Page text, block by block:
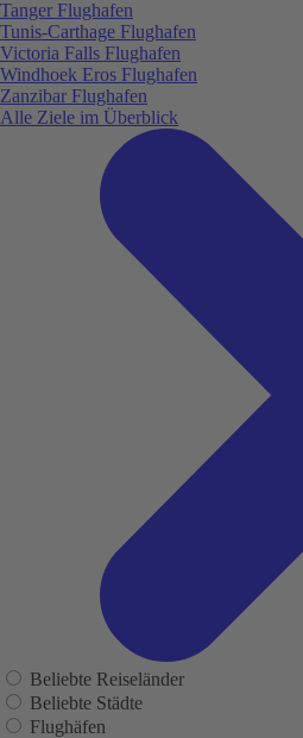
Tanger Flughafen
Tunis-Carthage Flughafen
Victoria Falls Flughafen
Windhoek Eros Flughafen
Zanzibar Flughafen
Alle Ziele im Überblick
Beliebte Reiseländer
Beliebte Städte
Flughäfen